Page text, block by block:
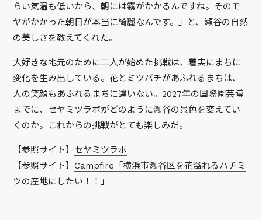
らい気温も低いから、朝には霧がかかるんですね。そのモ
ヤがかかった朝日が本当に綺麗なんです。」と、瀬谷の自然
の美しさを教えてくれた。
大好きな地元のために二人が始めた挑戦は、着実にまちに
変化を生み出している。花とミツバチがあふれるまちは、
人の笑顔もあふれるまちに違いない。2027年の国際園芸博
までに、セヤミツラボがどのように瀬谷の景色を変えてい
くのか。これからの挑戦がとても楽しみだ。
【参照サイト】 セヤミツラボ
【参照サイト】Campfire「横浜市瀬谷区を花溢れるハチミ
ツの産地にしたい！！」